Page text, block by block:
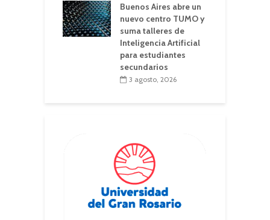
Buenos Aires abre un
nuevo centro TUMO y
suma talleres de
Inteligencia Artificial
para estudiantes
secundarios
3 agosto, 2026